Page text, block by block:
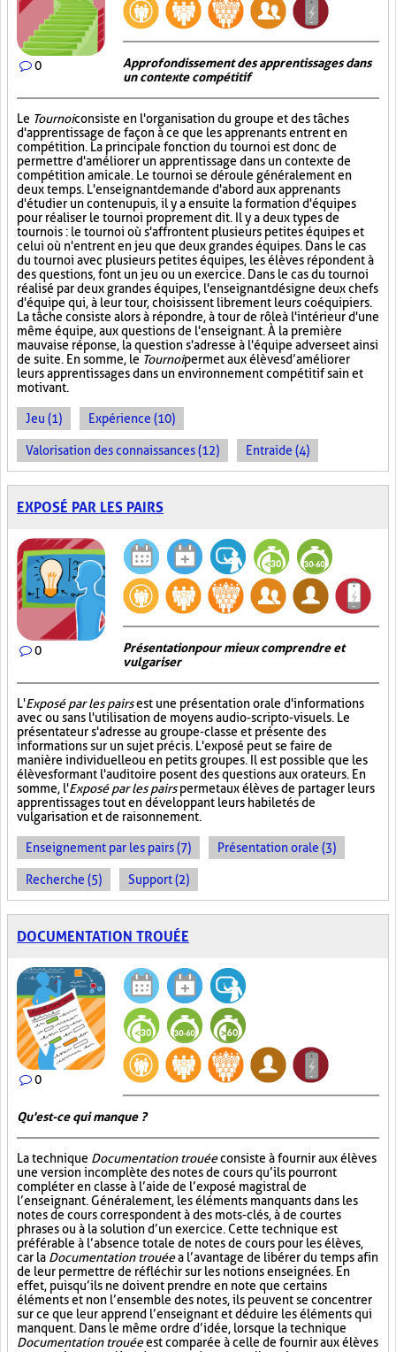
0
Approfondissement des apprentissages dans
un contexte compétitif
Le Tournoiconsiste en l'organisation du groupe et des tâches
d'apprentissage de façon à ce que les apprenants entrent en
compétition. La principale fonction du tournoi est donc de
permettre d'améliorer un apprentissage dans un contexte de
compétition amicale. Le tournoi se déroule généralement en
deux temps. L'enseignant demande d'abord aux apprenants
d'étudier un contenu puis, il y a ensuite la formation d'équipes
pour réaliser le tournoi proprement dit. Il y a deux types de
tournois : le tournoi où s'affrontent plusieurs petites équipes et
celui où n'entrent en jeu que deux grandes équipes. Dans le cas
du tournoi avec plusieurs petites équipes, les élèves répondent à
des questions, font un jeu ou un exercice. Dans le cas du tournoi
réalisé par deux grandes équipes, l'enseignant désigne deux chefs
d'équipe qui, à leur tour, choisissent librement leurs coéquipiers.
La tâche consiste alors à répondre, à tour de rôle à l'intérieur d'une
même équipe, aux questions de l'enseignant. À la première
mauvaise réponse, la question s'adresse à l'équipe adverse et ainsi
de suite. En somme, le Tournoipermet aux élèves d’améliorer
leurs apprentissages dans un environnement compétitif sain et
motivant.
Jeu (1) Expérience (10)
Valorisation des connaissances (12) Entraide (4)
EXPOSÉ PAR LES PAIRS
0
Présentation pour mieux comprendre et
vulgariser
L'Exposé par les pairsest une présentation orale d'informations
avec ou sans l'utilisation de moyens audio-scripto-visuels. Le
présentateur s'adresse au groupe-classe et présente des
informations sur un sujet précis. L'exposé peut se faire de
manière individuelle ou en petits groupes. Il est possible que les
élèves formant l'auditoire posent des questions aux orateurs. En
somme, l'Exposé par les pairspermet aux élèves de partager leurs
apprentissages tout en développant leurs habiletés de
vulgarisation et de raisonnement.
Enseignement par les pairs (7) Présentation orale (3)
Recherche (5) Support (2)
DOCUMENTATION TROUÉE
0
Qu'est-ce qui manque ?
La technique Documentation trouéeconsiste à fournir aux élèves
une version incomplète des notes de cours qu’ils pourront
compléter en classe à l’aide de l’exposé magistral de
l’enseignant. Généralement, les éléments manquants dans les
notes de cours correspondent à des mots-clés, à de courtes
phrases ou à la solution d’un exercice. Cette technique est
préférable à l’absence totale de notes de cours pour les élèves,
car la Documentation trouéea l’avantage de libérer du temps afin
de leur permettre de réfléchir sur les notions enseignées. En
effet, puisqu’ils ne doivent prendre en note que certains
éléments et non l’ensemble des notes, ils peuvent se concentrer
sur ce que leur apprend l’enseignant et déduire les éléments qui
manquent. Dans le même ordre d’idée, lorsque la technique
Documentation trouéeest comparée à celle de fournir aux élèves